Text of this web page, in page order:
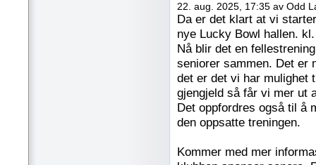
22. aug. 2025, 17:35 av Odd
Da er det klart at vi
nye Lucky Bowl hallen.
Nå blir det en
seniorer sammen. Det er
det er det vi har mulighet
gjengjeld så får vi mer ut
Det oppfordres også til å
den oppsatte treningen.
Kommer med mer